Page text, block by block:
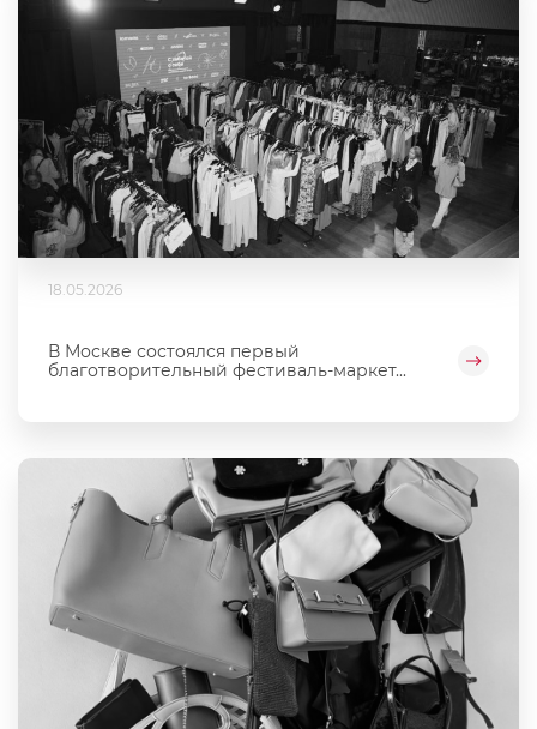
18.05.2026
В Москве состоялся первый
благотворительный фестиваль‑маркет...